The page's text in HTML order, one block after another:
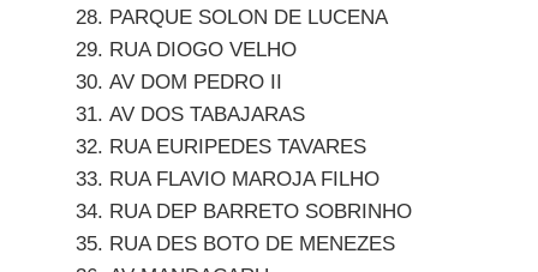
PARQUE SOLON DE LUCENA
RUA DIOGO VELHO
AV DOM PEDRO II
AV DOS TABAJARAS
RUA EURIPEDES TAVARES
RUA FLAVIO MAROJA FILHO
RUA DEP BARRETO SOBRINHO
RUA DES BOTO DE MENEZES